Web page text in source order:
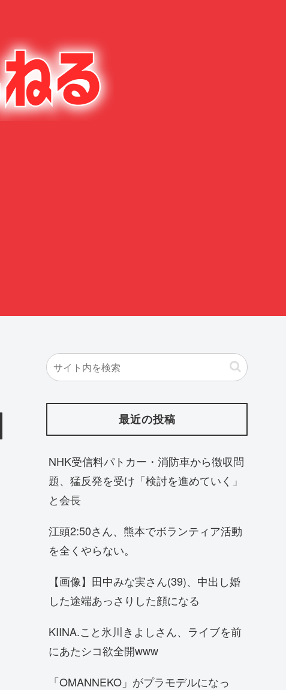
最近の投稿
NHK受信料パトカー・消防車から徴収問
題、猛反発を受け「検討を進めていく」
と会長
江頭2:50さん、熊本でボランティア活動
を全くやらない。
【画像】田中みな実さん(39)、中出し婚
した途端あっさりした顔になる
KIINA.こと氷川きよしさん、ライブを前
にあたシコ欲全開www
「OMANNEKO」がプラモデルになっ